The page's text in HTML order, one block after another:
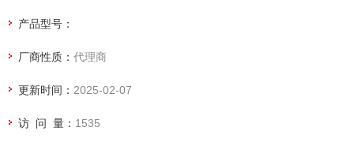
产品型号：
厂商性质：代理商
更新时间： 2025-02-07
访 问 量： 1535